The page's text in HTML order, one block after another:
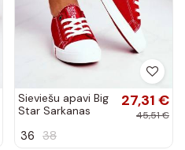
Sieviešu apavi Big
Star Sarkanas
BAT_FF274089
27,31 €
45,51 €
36 38